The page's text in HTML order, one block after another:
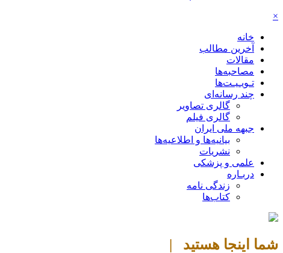
×
خانه
آخرین مطالب
مقالات
مصاحبه‌ها
تـویـیـت‌ها
چند رسانه‌ای
گالری تصاویر
گالری فیلم
جبهه ملی ایران
بیانیه‌ها و اطلاعیه‌ها
نشریات
علمی و پزشکی
دربـاره
زندگی نامه
کتاب‌ها
شما اینجا هستید |